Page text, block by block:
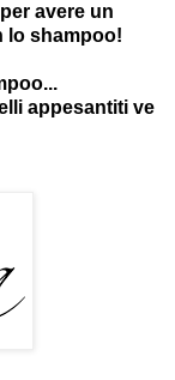
avere un
lo shampoo!
appesantiti ve